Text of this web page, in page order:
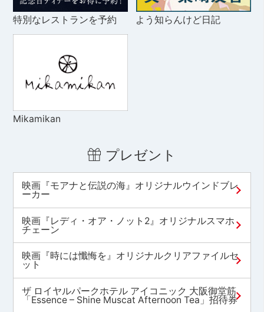
特別なレストランを予約 よう知らんけど日記
Mikamikan
プレゼント
映画『モアナと伝説の海』オリジナルウインドブレ
ーカー
映画『レディ・オア・ノット2』オリジナルスマホ
チェーン
映画『時には懺悔を』オリジナルクリアファイルセ
ット
ザ ロイヤルパークホテル アイコニック 大阪御堂筋
「Essence – Shine Muscat Afternoon Tea」招待券